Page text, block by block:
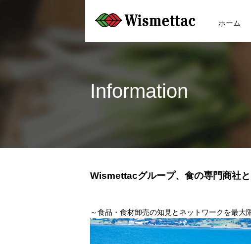
ホーム
Information
Wismettacグループ、食の専門商社
～食品・食材卸売の知見とネットワークを最